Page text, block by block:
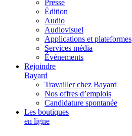
Presse
Édition
Audio
Audiovisuel
Applications et plateformes
Services média
Événements
Rejoindre
Bayard
Travailler chez Bayard
Nos offres d’emplois
Candidature spontanée
Les boutiques
en ligne